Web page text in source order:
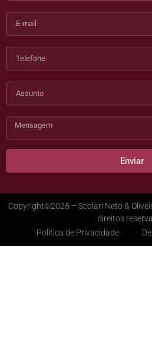
Enviar
Copyright©2025 – Scolari Neto &
direitos
Política de Privacidade